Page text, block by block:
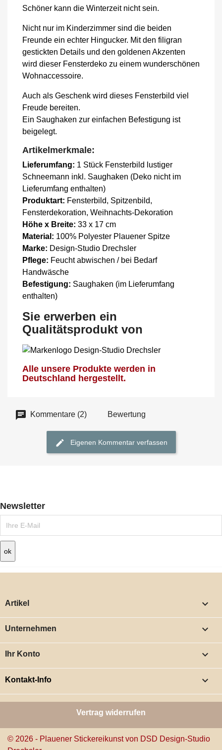
Schöner kann die Winterzeit nicht sein.
Nicht nur im Kinderzimmer sind die beiden
Freunde ein echter Hingucker. Mit den filigran
gestickten Details und den goldenen Akzenten
wird dieser Fensterdeko zu einem wunderschönen
Wohnaccessoire.
Auch als Geschenk wird dieses Fensterbild viel
Freude bereiten.
Ein Saughaken zur einfachen Befestigung ist
beigelegt.
Artikelmerkmale:
Lieferumfang: 1 Stück Fensterbild lustiger
Schneemann inkl. Saughaken (Deko nicht im
Lieferumfang enthalten)
Produktart: Fensterbild, Spitzenbild,
Fensterdekoration, Weihnachts-Dekoration
Höhe x Breite: 33 x 17 cm
Material: 100% Polyester Plauener Spitze
Marke: Design-Studio Drechsler
Pflege: Feucht abwischen / bei Bedarf
Handwäsche
Befestigung: Saughaken (im Lieferumfang
enthalten)
Sie erwerben ein
Qualitätsprodukt von
Alle unsere Produkte werden in
Deutschland hergestellt.
Kommentare (2) Bewertung
Eigenen Kommentar verfassen
Newsletter
Artikel 
Unternehmen 
Ihr Konto 
Kontakt-Info keyboard_arrow_down
Vertrag widerrufen
© 2026 - Plauener Stickereikunst von DSD Design-Studio